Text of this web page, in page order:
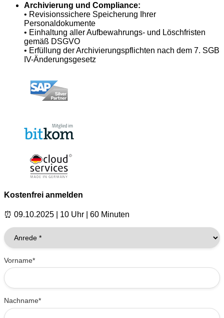
Archivierung und Compliance:
• Revisionssichere Speicherung Ihrer
Personaldokumente
• Einhaltung aller Aufbewahrungs- und Löschfristen
gemäß DSGVO
• Erfüllung der Archivierungspflichten nach dem 7. SGB
IV-Änderungsgesetz
Kostenfrei anmelden
⏰ 09.10.2025 | 10 Uhr | 60 Minuten
Vorname*
Nachname*